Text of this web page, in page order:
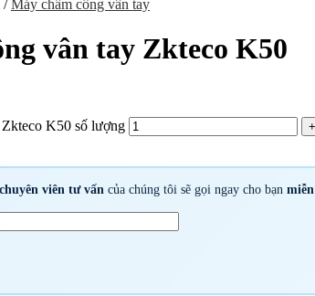
/ Máy chấm công vân tay
vân tay Zkteco K50
K50 số lượng
viên tư vấncủa chúng tôi sẽ gọi ngay cho bạn